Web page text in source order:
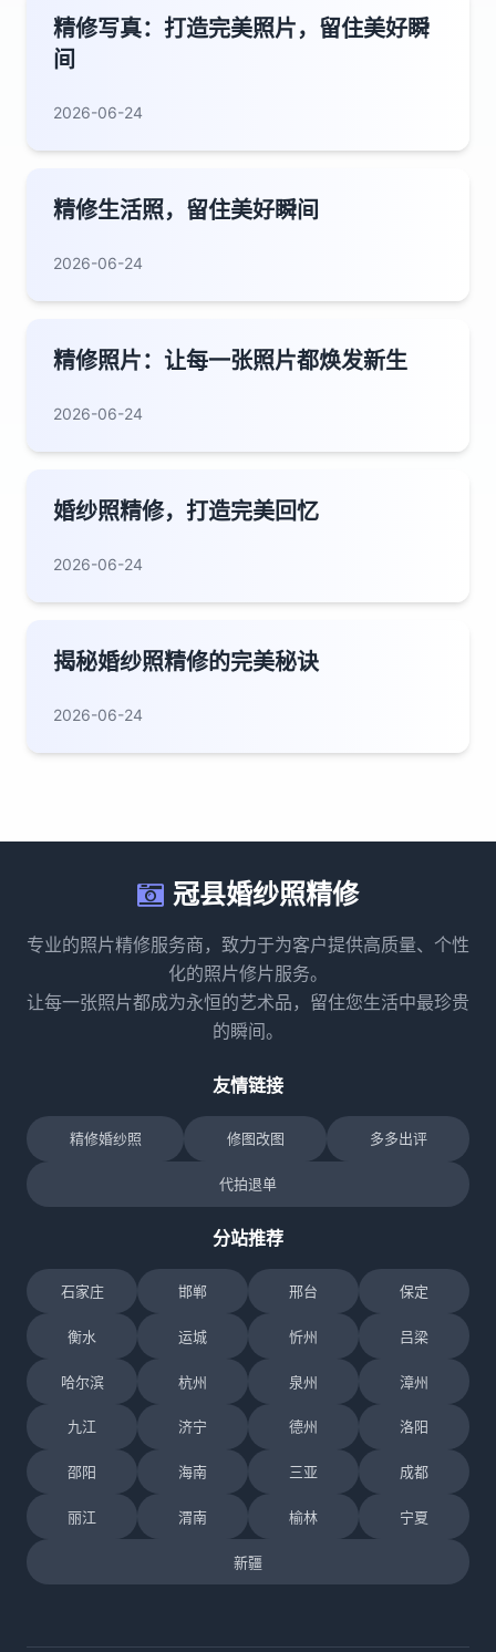
精修写真：打造完美照片，留住美好瞬
间
2026-06-24
精修生活照，留住美好瞬间
2026-06-24
精修照片：让每一张照片都焕发新生
2026-06-24
婚纱照精修，打造完美回忆
2026-06-24
揭秘婚纱照精修的完美秘诀
2026-06-24
冠县婚纱照精修
专业的照片精修服务商，致力于为客户提供高质量、个性
化的照片修片服务。
让每一张照片都成为永恒的艺术品，留住您生活中最珍贵
的瞬间。
友情链接
精修婚纱照 修图改图 多多出评
代拍退单
分站推荐
石家庄 邯郸 邢台 保定
衡水 运城 忻州 吕梁
哈尔滨 杭州 泉州 漳州
九江 济宁 德州 洛阳
邵阳 海南 三亚 成都
丽江 渭南 榆林 宁夏
新疆